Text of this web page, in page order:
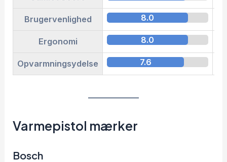
Brugervenlighed 8.0
Ergonomi 8.0
Opvarmningsydelse 7.6
Varmepistol mærker
Bosch